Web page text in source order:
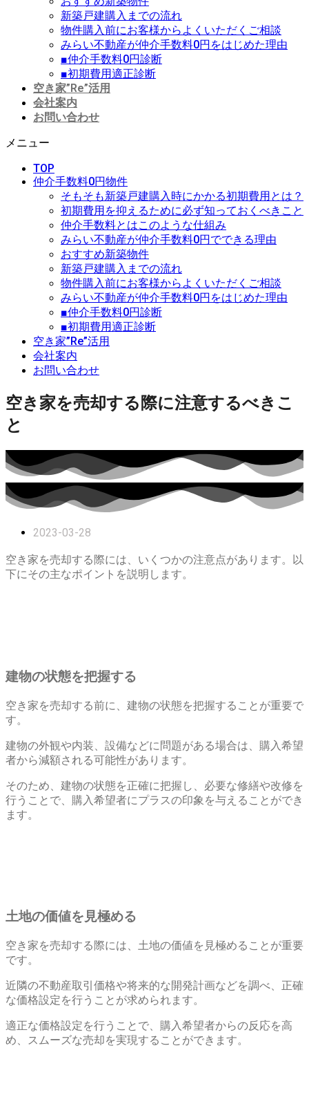
新築戸建購入までの流れ
物件購入前にお客様からよくいただくご相談
みらい不動産が仲介手数料0円をはじめた理由
■仲介手数料0円診断
■初期費用適正診断
空き家”Re”活用
会社案内
お問い合わせ
メニュー
TOP
仲介手数料0円物件
そもそも新築戸建購入時にかかる初期費用とは？
初期費用を抑えるために必ず知っておくべきこと
仲介手数料とはこのような仕組み
みらい不動産が仲介手数料0円でできる理由
おすすめ新築物件
新築戸建購入までの流れ
物件購入前にお客様からよくいただくご相談
みらい不動産が仲介手数料0円をはじめた理由
■仲介手数料0円診断
■初期費用適正診断
空き家”Re”活用
会社案内
お問い合わせ
空き家を売却する際に注意するべきこ
と
2023-03-28
空き家を売却する際には、いくつかの注意点があります。以
下にその主なポイントを説明します。
建物の状態を把握する
空き家を売却する前に、建物の状態を把握することが重要で
す。
建物の外観や内装、設備などに問題がある場合は、購入希望
者から減額される可能性があります。
そのため、建物の状態を正確に把握し、必要な修繕や改修を
行うことで、購入希望者にプラスの印象を与えることができ
ます。
土地の価値を見極める
空き家を売却する際には、土地の価値を見極めることが重要
です。
近隣の不動産取引価格や将来的な開発計画などを調べ、正確
な価格設定を行うことが求められます。
適正な価格設定を行うことで、購入希望者からの反応を高
め、スムーズな売却を実現することができます。